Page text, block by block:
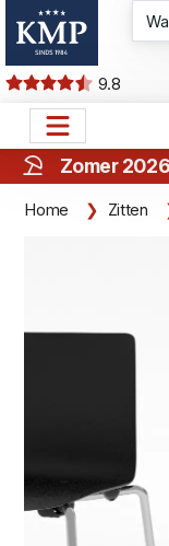
9.8
Zomer
Home Zitten